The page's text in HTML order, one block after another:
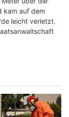
kam auf dem
leicht verletzt.